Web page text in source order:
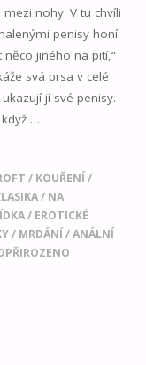
nohy. V tu chvíli
penisy honí
jiného na pití,“
svá prsa v celé
jí své penisy.
…
/ KOUŘENÍ /
/ NA
/ EROTICKÉ
/ MRDÁNÍ /ANÁLNÍ